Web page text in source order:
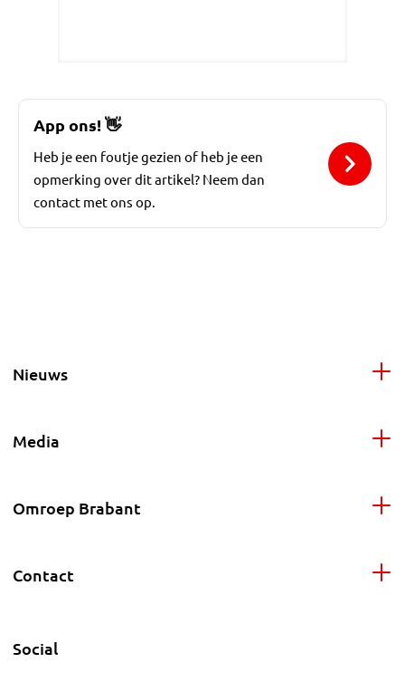
App ons!👋
Heb je een foutje gezien of heb je een
opmerking over dit artikel? Neem dan
contact met ons op.
Nieuws
Media
Omroep Brabant
Contact
Social